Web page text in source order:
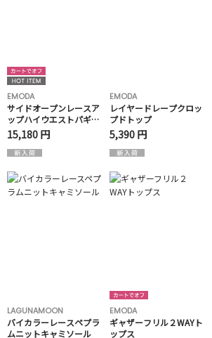
EMODA
サイドオープンレースア
ップハイウエストパギン
ス
15,180 円
EMODA
レイヤードレープクロッ
プドトップ
5,390 円
LAGUNAMOON
バイカラーレースペプラ
ムニットキャミソール
EMODA
ギャザーフリル２WAYト
ップス